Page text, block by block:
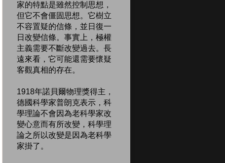
家的特點是雖然控制思想，
但它不會僵固思想。它樹立
不容置疑的信條，並日復一
日改變信條。事實上，極權
主義需要不斷改變過去。長
遠來看，它可能還需要懷疑
客觀真相的存在。
1918年諾貝爾物理獎得主，
德國科學家普朗克表示，科
學理論不會因為老科學家改
變心意而有所改變，科學理
論之所以改變是因為老科學
家掛了。